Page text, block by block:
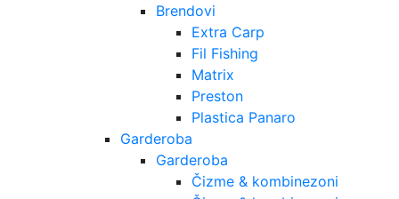
Brendovi
Extra Carp
Fil Fishing
Matrix
Preston
Plastica Panaro
Garderoba
Garderoba
Čizme & kombinezoni